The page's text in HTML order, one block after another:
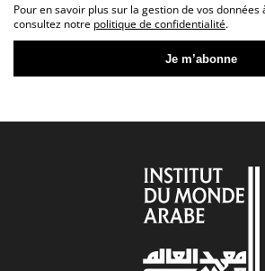
Pour en savoir plus sur la gestion de vos
consultez notre politique de confidentialité.